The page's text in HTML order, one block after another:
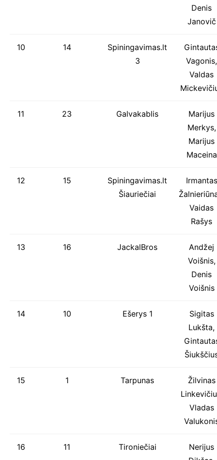
Denis
Janovič
10 14
Spiningavimas.lt
3
Vagonis,
Valdas
11 23 Galvakablis
Marijus
Merkys,
Marijus
Maceina
12 15
Spiningavimas.lt
Šiauriečiai
Irmantas
Vaidas
Rašys
13 16 JackalBros
Andžej
Voišnis,
Denis
Voišnis
14 10 Ešerys 1
Sigitas
Lukšta,
15 1 Tarpunas
Žilvinas
Vladas
16 11 Tironiečiai
Nerijus